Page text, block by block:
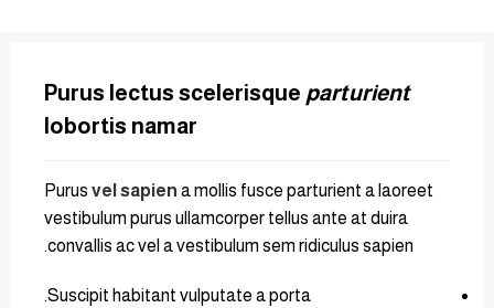
Purus lectus scelerisque parturient
lobortis namar
Purus vel sapien a mollis fusce parturient a laoreet
vestibulum purus ullamcorper tellus ante at duira
convallis ac vel a vestibulum sem ridiculus sapien.
Suscipit habitant vulputate a porta.